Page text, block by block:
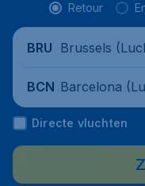
Retour
BRU Brussels
BCN Barcelona
s Barcelona-
Directe vluchten